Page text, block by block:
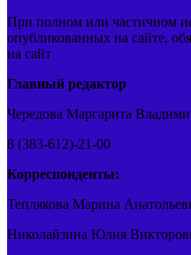
При полном или частичном
опубликованных на сайте,
на сайт
Главный редактор
Чередова Маргарита
8 (383-612)-21-00
Корреспонденты:
Теплякова Марина
Николайзина Юлия